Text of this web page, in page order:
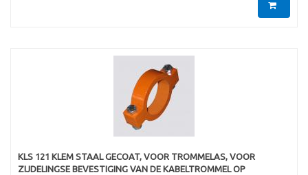
KLS 121 KLEM STAAL GECOAT, VOOR TROMMELAS, VOOR
ZIJDELINGSE BEVESTIGING VAN DE KABELTROMMEL OP